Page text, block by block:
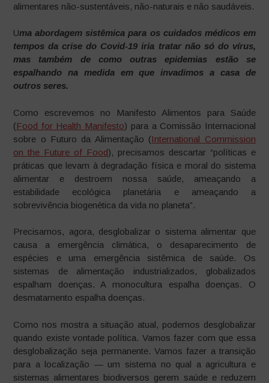
alimentares não-sustentáveis, não-naturais e não saudáveis.
Uma abordagem sistêmica para os cuidados médicos em
tempos da crise do Covid-19 iria tratar não só do vírus,
mas também de como outras epidemias estão se
espalhando na medida em que invadimos a casa de
outros seres.
Como escrevemos no Manifesto Alimentos para Saúde
(Food for Health Manifesto) para a Comissão Internacional
sobre o Futuro da Alimentação (International Commission
on the Future of Food), precisamos descartar “políticas e
práticas que levam à degradação física e moral do sistema
alimentar e destroem nossa saúde, ameaçando a
estabilidade ecológica planetária e ameaçando a
sobrevivência biogenética da vida no planeta”.
Precisamos, agora, desglobalizar o sistema alimentar que
causa a emergência climática, o desaparecimento de
espécies e uma emergência sistêmica de saúde. Os
sistemas de alimentação industrializados, globalizados
espalham doenças. A monocultura espalha doenças. O
desmatamento espalha doenças.
Como nos mostra a situação atual, podemos desglobalizar
quando existe vontade política. Vamos fazer com que essa
desglobalização seja permanente. Vamos fazer a transição
para a localização — um sistema no qual a agricultura e
sistemas alimentares biodiversos gerem saúde e reduzem